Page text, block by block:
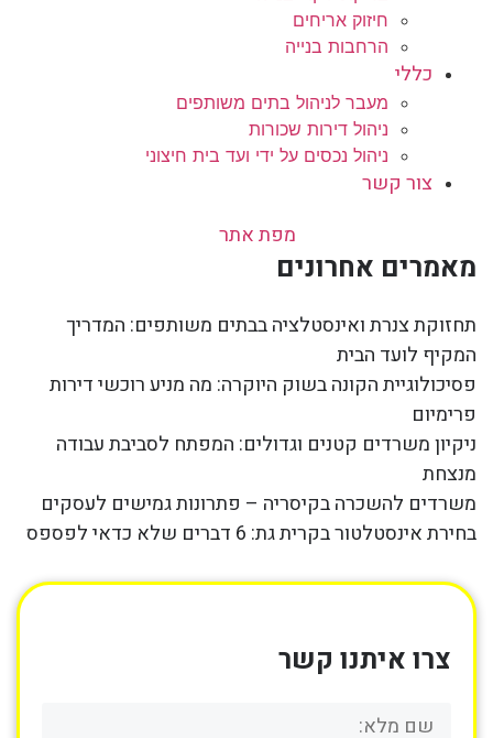
חיזוק אריחים
הרחבות בנייה
כללי
מעבר לניהול בתים משותפים
ניהול דירות שכורות
ניהול נכסים על ידי ועד בית חיצוני
צור קשר
מפת אתר
מאמרים אחרונים
תחזוקת צנרת ואינסטלציה בבתים משותפים: המדריך
המקיף לועד הבית
פסיכולוגיית הקונה בשוק היוקרה: מה מניע רוכשי דירות
פרימיום
ניקיון משרדים קטנים וגדולים: המפתח לסביבת עבודה
מנצחת
משרדים להשכרה בקיסריה – פתרונות גמישים לעסקים
בחירת אינסטלטור בקרית גת: 6 דברים שלא כדאי לפספס
צרו איתנו קשר